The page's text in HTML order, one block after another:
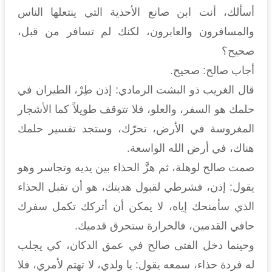
أسألك، أنت ابن صانع الأحذية التي ينتعلها الناس
والمسافرون والعابرون، لكنك لم تسافر من قبل،
صحيح؟
أجاب صالح: صحيح.
قال الغريب ذو البشت الرمادي: إذن طِرْ، الطيران في
حلمك هو السفر، والعلو، فلا تتوقف طويلاً كما الأشجار
المغروسة في الأرض، تحرّك، وستجد تفسير حلمك
هناك، في أرض الله الواسعة.
صمت صالح لوهلة، ثم هزَّ الحذاء بين يديه وتجاسر وهو
يقول: إذن، فشرطي لقبول هديتك، هو أن تقبل الحذاء
الذي سأمنحك إياه، لا يمكن أن أتركك تكمل سفرك
حافي القدمين، فالحرارة ستحرق قدميك.
وحينما دخل الفتى صالح في عمق الدكان، كي يجلب
له فردة حذاء، سمعه يقول: يا ولدي، لا تهتم لأمري، فلا